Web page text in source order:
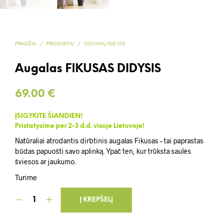
PRADŽIA / PRODUKTAI / DOVANŲ IDĖJOS
Augalas FIKUSAS DIDYSIS
69.00 €
ĮSIGYKITE ŠIANDIEN!
Pristatysime per 2-3 d.d. visoje Lietuvoje!
Natūraliai atrodantis dirbtinis augalas Fikusas – tai paprastas
būdas papuošti savo aplinką. Ypač ten, kur trūksta saulės
šviesos ar jaukumo.
Turime
Į KREPŠELĮ